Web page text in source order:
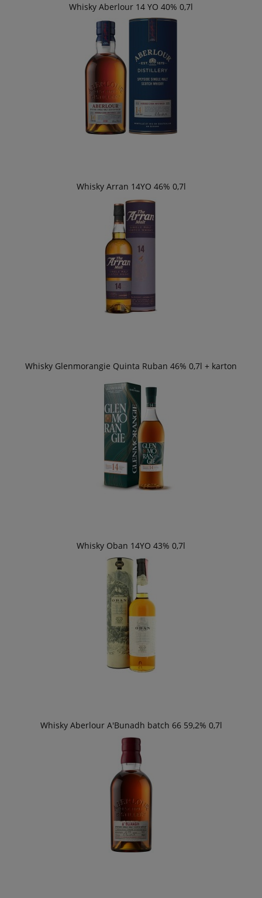
Whisky Aberlour 14 YO 40% 0,7l
Whisky Arran 14YO 46% 0,7l
Whisky Glenmorangie Quinta Ruban 46% 0,7l + karton
Whisky Oban 14YO 43% 0,7l
Whisky Aberlour A'Bunadh batch 66 59,2% 0,7l